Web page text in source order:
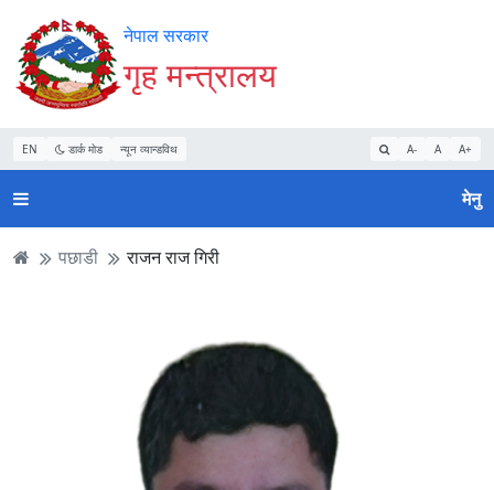
Accessibility
Mode
सुरु
गर्नुहोस्
सामाग्री
पढ्नुहाेस्
नेभिगेसन
पढ्नुहाेस्
वेबसाइट
खोजमा
जानुहोस्
नेपाल सरकार
गृह मन्त्रालय
EN डार्क मोड न्यून व्यान्डविथ A- A A+
मेनु
पछाडी राजन राज गिरी